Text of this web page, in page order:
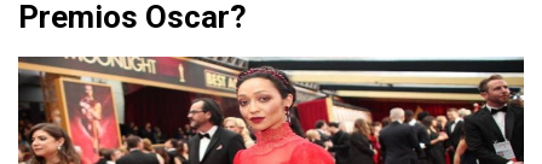
Premios Oscar?